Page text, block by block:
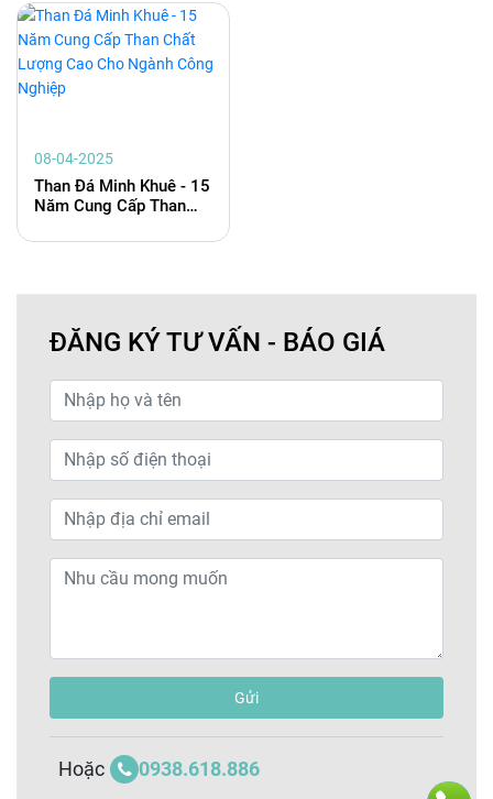
08-04-2025
Than Đá Minh Khuê - 15
Năm Cung Cấp Than
Ngành Công Nghiệp
ĐĂNG KÝ TƯ VẤN - BÁO GIÁ
Gửi
Hoặc 0938.618.886